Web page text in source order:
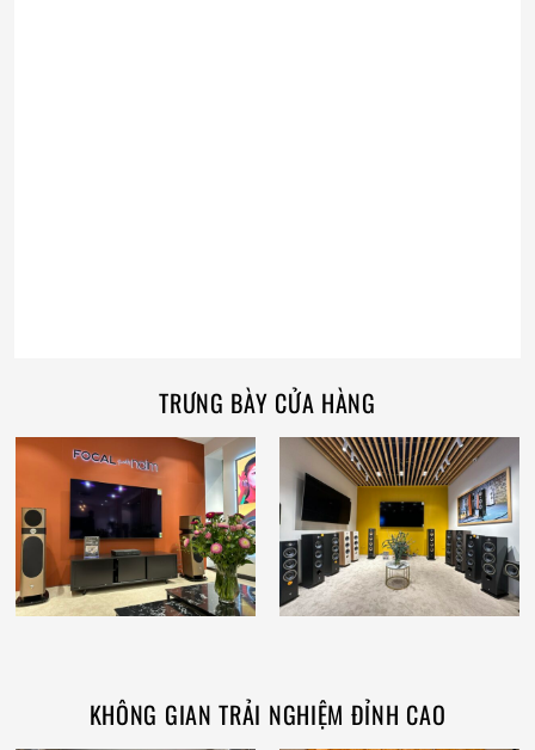
TRƯNG BÀY CỬA HÀNG
KHÔNG GIAN TRẢI NGHIỆM ĐỈNH CAO